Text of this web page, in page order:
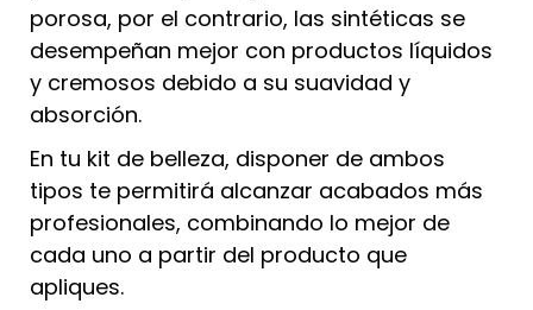
porosa, por el contrario, las sintéticas se
desempeñan mejor con productos líquidos
y cremosos debido a su suavidad y
absorción.
En tu kit de belleza, disponer de ambos
tipos te permitirá alcanzar acabados más
profesionales, combinando lo mejor de
cada uno a partir del producto que
apliques.